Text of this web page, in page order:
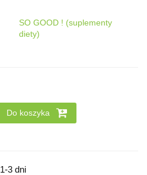
SO GOOD ! (suplementy
diety)
Do koszyka
1-3 dni